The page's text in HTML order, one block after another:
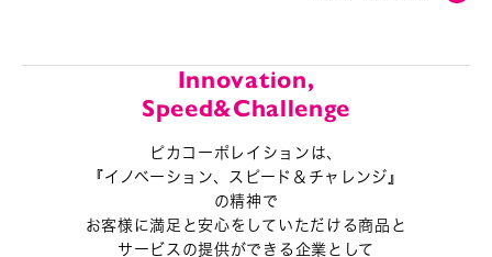
Innovation,
Speed&Challenge
ピカコーポレイションは、
『イノベーション、スピード＆チャレンジ』
の精神で
お客様に満足と安心をしていただける商品と
サービスの提供ができる企業として